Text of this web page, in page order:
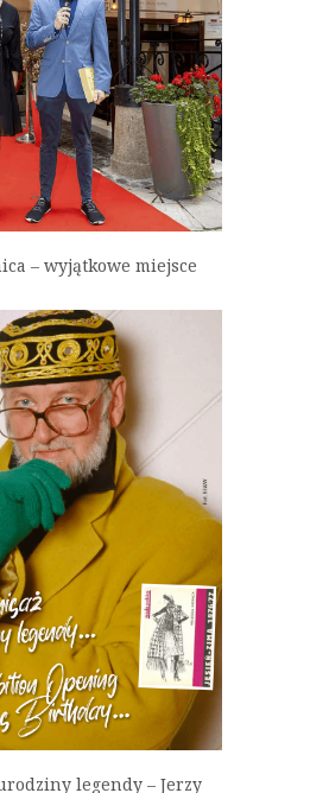
– wyjątkowe miejsce
legendy – Jerzy